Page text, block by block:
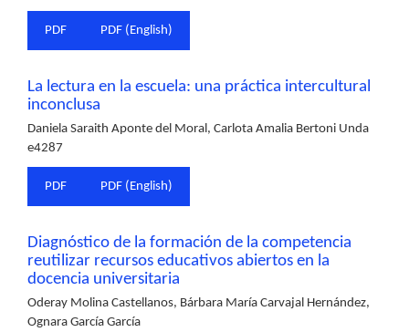
PDF PDF (English)
La lectura en la escuela: una práctica intercultural
inconclusa
Daniela Saraith Aponte del Moral, Carlota Amalia Bertoni Unda
e4287
PDF PDF (English)
Diagnóstico de la formación de la competencia
reutilizar recursos educativos abiertos en la
docencia universitaria
Oderay Molina Castellanos, Bárbara María Carvajal Hernández,
Ognara García García